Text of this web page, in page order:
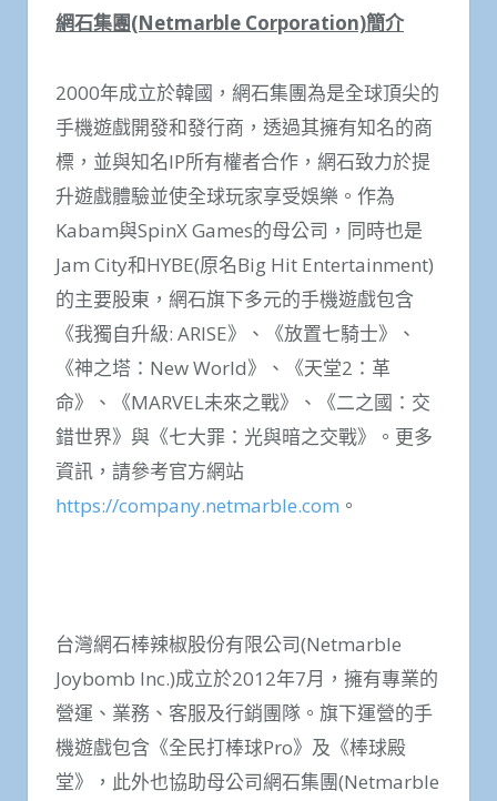
網石集團(Netmarble Corporation)簡介
2000年成立於韓國，網石集團為是全球頂尖的
手機遊戲開發和發行商，透過其擁有知名的商
標，並與知名IP所有權者合作，網石致力於提
升遊戲體驗並使全球玩家享受娛樂。作為
Kabam與SpinX Games的母公司，同時也是
Jam City和HYBE(原名Big Hit Entertainment)
的主要股東，網石旗下多元的手機遊戲包含
《我獨自升級: ARISE》、《放置七騎士》、
《神之塔：New World》、《天堂2：革
命》、《MARVEL未來之戰》、《二之國：交
錯世界》與《七大罪：光與暗之交戰》。更多
資訊，請參考官方網站
https://company.netmarble.com 。
台灣網石棒辣椒股份有限公司(Netmarble
Joybomb Inc.)成立於2012年7月，擁有專業的
營運、業務、客服及行銷團隊。旗下運營的手
機遊戲包含《全民打棒球Pro》及《棒球殿
堂》，此外也協助母公司網石集團(Netmarble